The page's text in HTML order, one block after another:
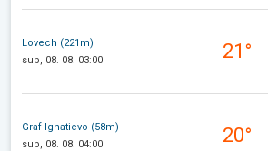
Lovech (221m)
sub, 08. 08. 03:00
21°
Graf Ignatievo (58m)
sub, 08. 08. 04:00
20°